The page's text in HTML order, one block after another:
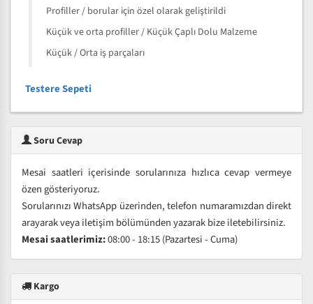
Profiller / borular için özel olarak geliştirildi
Küçük ve orta profiller / Küçük Çaplı Dolu Malzeme
Küçük / Orta iş parçaları
Testere Sepeti
Soru Cevap
Mesai saatleri içerisinde sorularınıza hızlıca cevap vermeye
özen gösteriyoruz.
Sorularınızı WhatsApp üzerinden, telefon numaramızdan direkt
arayarak veya iletişim bölümünden yazarak bize iletebilirsiniz.
Mesai saatlerimiz:08:00 - 18:15 (Pazartesi - Cuma)
Kargo